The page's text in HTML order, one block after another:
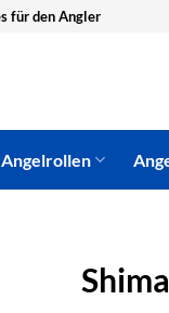
für den Angler
Angelrollen